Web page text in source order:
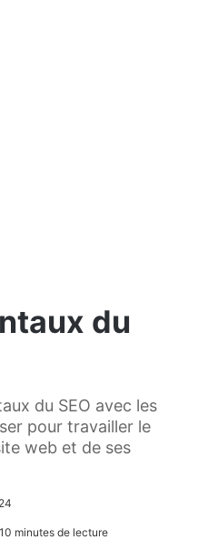
du
du SEO avec les
pour travailler le
web et de ses
10 minutes de lecture